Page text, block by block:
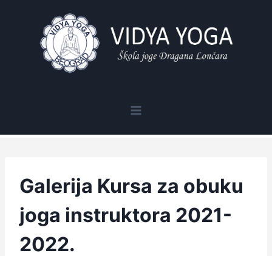
Galerija Kursa za obuku
joga instruktora 2021-
2022.